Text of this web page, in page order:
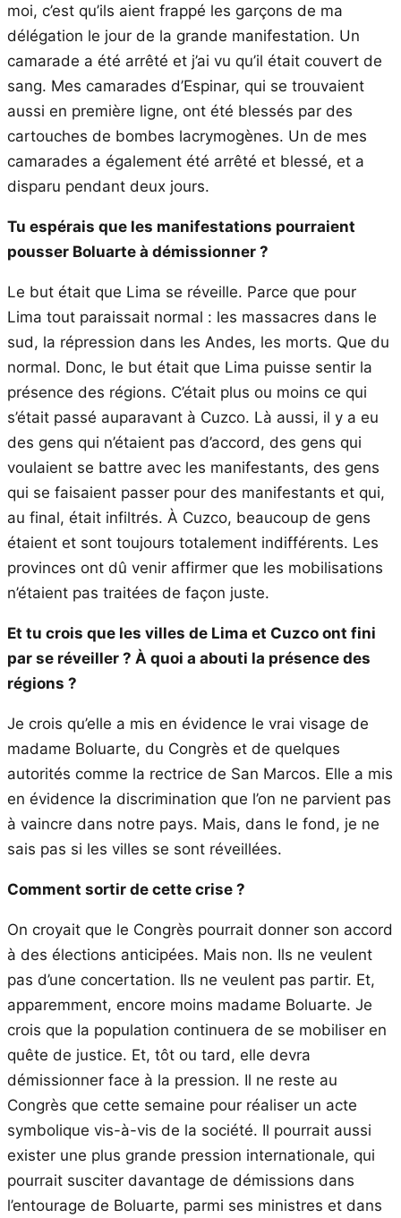
moi, c’est qu’ils aient frappé les garçons de ma
délégation le jour de la grande manifestation. Un
camarade a été arrêté et j’ai vu qu’il était couvert de
sang. Mes camarades d’Espinar, qui se trouvaient
aussi en première ligne, ont été blessés par des
cartouches de bombes lacrymogènes. Un de mes
camarades a également été arrêté et blessé, et a
disparu pendant deux jours.
Tu espérais que les manifestations pourraient
pousser Boluarte à démissionner ?
Le but était que Lima se réveille. Parce que pour
Lima tout paraissait normal : les massacres dans le
sud, la répression dans les Andes, les morts. Que du
normal. Donc, le but était que Lima puisse sentir la
présence des régions. C’était plus ou moins ce qui
s’était passé auparavant à Cuzco. Là aussi, il y a eu
des gens qui n’étaient pas d’accord, des gens qui
voulaient se battre avec les manifestants, des gens
qui se faisaient passer pour des manifestants et qui,
au final, était infiltrés. À Cuzco, beaucoup de gens
étaient et sont toujours totalement indifférents. Les
provinces ont dû venir affirmer que les mobilisations
n’étaient pas traitées de façon juste.
Et tu crois que les villes de Lima et Cuzco ont fini
par se réveiller ? À quoi a abouti la présence des
régions ?
Je crois qu’elle a mis en évidence le vrai visage de
madame Boluarte, du Congrès et de quelques
autorités comme la rectrice de San Marcos. Elle a mis
en évidence la discrimination que l’on ne parvient pas
à vaincre dans notre pays. Mais, dans le fond, je ne
sais pas si les villes se sont réveillées.
Comment sortir de cette crise ?
On croyait que le Congrès pourrait donner son accord
à des élections anticipées. Mais non. Ils ne veulent
pas d’une concertation. Ils ne veulent pas partir. Et,
apparemment, encore moins madame Boluarte. Je
crois que la population continuera de se mobiliser en
quête de justice. Et, tôt ou tard, elle devra
démissionner face à la pression. Il ne reste au
Congrès que cette semaine pour réaliser un acte
symbolique vis-à-vis de la société. Il pourrait aussi
exister une plus grande pression internationale, qui
pourrait susciter davantage de démissions dans
l’entourage de Boluarte, parmi ses ministres et dans